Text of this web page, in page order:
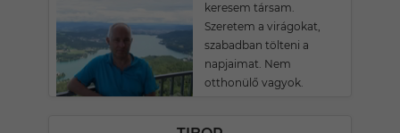
keresem társam.
Szeretem a virágokat,
szabadban tölteni a
napjaimat. Nem
otthonülő vagyok.